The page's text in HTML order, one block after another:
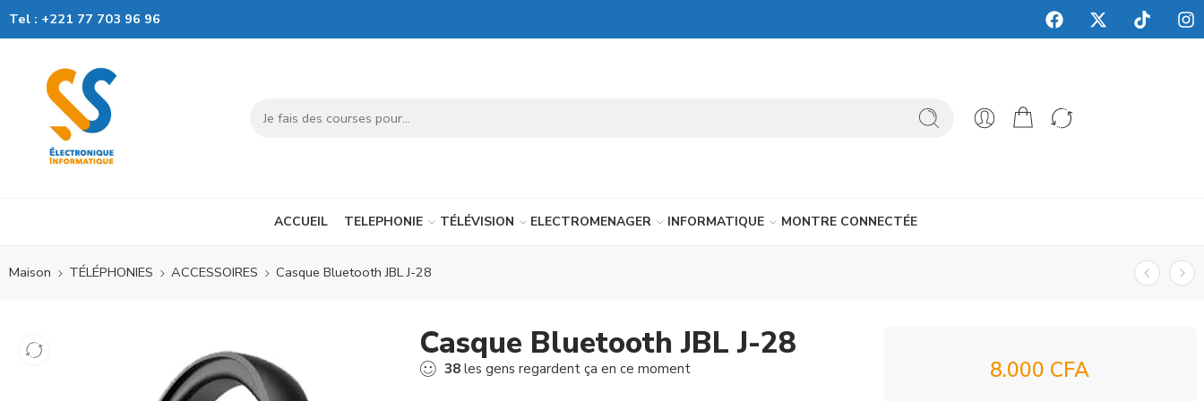
Tel : +221 77 703 96 96
ACCUEIL TELEPHONIE TÉLÉVISION ELECTROMENAGER INFORMATIQUE MONTRE CONNECTÉE
Maison TÉLÉPHONIES ACCESSOIRES Casque Bluetooth JBL J-28
Casque Bluetooth JBL J-28
38 les gens regardent ça en ce moment 8.000 CFA